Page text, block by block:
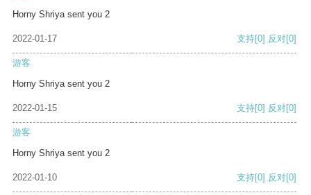
Horny Shriya sent you 2
2022-01-17 支持[0] 反对[0]
游客
Horny Shriya sent you 2
2022-01-15 支持[0] 反对[0]
游客
Horny Shriya sent you 2
2022-01-10 支持[0] 反对[0]